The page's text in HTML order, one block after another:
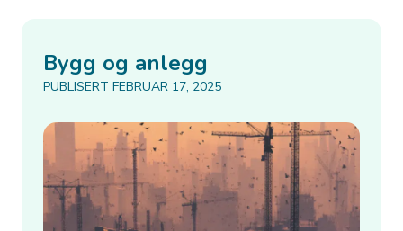
Bygg og anlegg
PUBLISERT FEBRUAR 17, 2025